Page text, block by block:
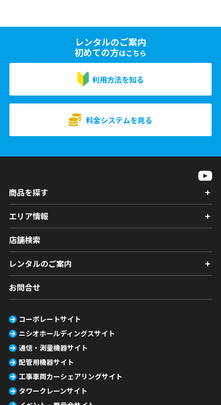
レンタルのご案内
初めての方はこちら
利用方法を知る
料金システムを見る
商品を探す
エリア情報
店舗検索
レンタルのご案内
お問合せ
コーポレートサイト
ニシオホールディングスサイト
通信・測量機器サイト
配管用機器サイト
工事車両カーシェアリングサイト
タワークレーンサイト